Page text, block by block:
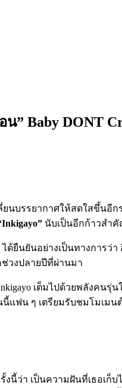
” Baby DONT
ยนบรรยากาศให้สดใสขึ้นอีก
นับเป็นอีกก้าวสำ
ด้ยืนยันอย่างเป็นทางการว่
ช่วงปลายปีที่ผ่านมา
เต็มไปด้วยพลังคน
นี้แฟน ๆ เตรียมรับชมโมเ
นี้ว่า เป็นความฝันที่เธอเ